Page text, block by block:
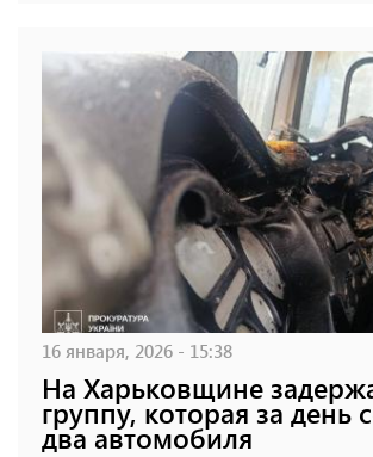
16 января, 2026 - 15:38
На Харьковщине
группу, которая за день
два автомобиля